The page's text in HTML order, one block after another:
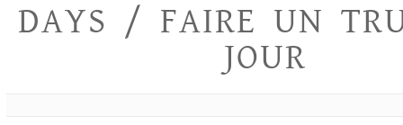
tout
essayer
DAYS / FAIRE UN
JOUR